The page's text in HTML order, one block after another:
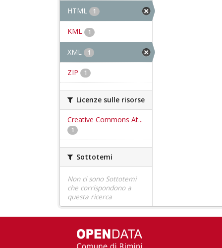
HTML 1
KML 1
XML 1
ZIP 1
Licenze sulle risorse
Creative Commons At...
1
Sottotemi
Non ci sono Sottotemi
che corrispondono a
questa ricerca